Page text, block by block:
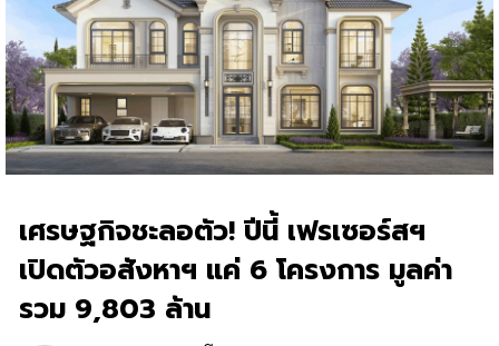
เศรษฐกิจชะลอตัว! ปีนี้ เฟรเซอร์สฯ
เปิดตัวอสังหาฯ แค่ 6 โครงการ มูลค่า
รวม 9,803 ล้าน